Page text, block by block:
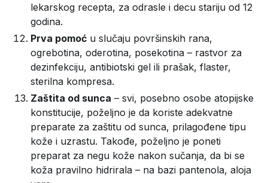
lekarskog recepta, za odrasle i decu stariju od 12
godina.
Prva pomoć u slučaju površinskih rana,
ogrebotina, oderotina, posekotina – rastvor za
dezinfekciju, antibiotski gel ili prašak, flaster,
sterilna kompresa.
Zaštita od sunca – svi, posebno osobe atopijske
konstitucije, poželjno je da koriste adekvatne
preparate za zaštitu od sunca, prilagođene tipu
kože i uzrastu. Takođe, poželjno je poneti
preparat za negu kože nakon sučanja, da bi se
koža pravilno hidrirala – na bazi pantenola, aloja